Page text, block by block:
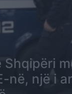
Shqipëri
në, një i